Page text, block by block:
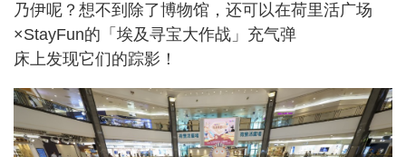
乃伊呢？想不到除了博物馆，还可以在荷里活广场
×StayFun的「埃及寻宝大作战」充气弹
床上发现它们的踪影！